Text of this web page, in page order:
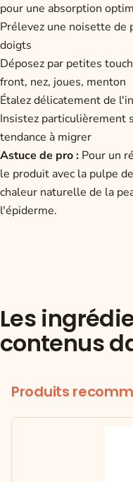
pour une absorption
Prélevez une noisette de
doigts
Déposez par petites
front, nez, joues, menton
Étalez délicatement de
Insistez particulièrement
tendance à migrer
Astuce de pro : Pour un
le produit avec la pulpe
chaleur naturelle de la
l'épiderme.
Les
contenus
Produits